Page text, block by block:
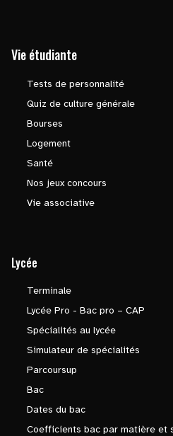
Vie étudiante
Tests de personnalité
Quiz de culture générale
Bourses
Logement
Santé
Nos jeux concours
Vie associative
Lycée
Terminale
Lycée Pro - Bac pro – CAP
Spécialités au lycée
Simulateur de spécialités
Parcoursup
Bac
Dates du bac
Coefficients bac par matière et